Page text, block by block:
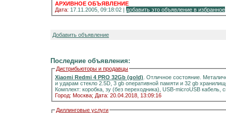
АРХИВНОЕ ОБЪЯВЛЕНИЕ
Дата: 17.11.2005, 09:18:02 | добавить это объявление в избранное
Добавить объявление
Последние объявления:
Дистрибьюторы и продавцы
Xiaomi Redmi 4 PRO 32Gb (gold) . Отличное состояние.
и ударам стекло 2.5D, 3 gb оперативной памяти и 32 gb
Комплект: коробка, зу (без переходника), USB-microUSB
Город: Москва; Дата: 20.04.2018, 13:09:16
Диллинговые услуги